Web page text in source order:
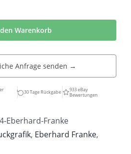
Warenkorb
Anfrage senden →
30 Tage Rückgabe
933 eBay
Bewertungen
Eberhard-Franke
, Eberhard Franke,